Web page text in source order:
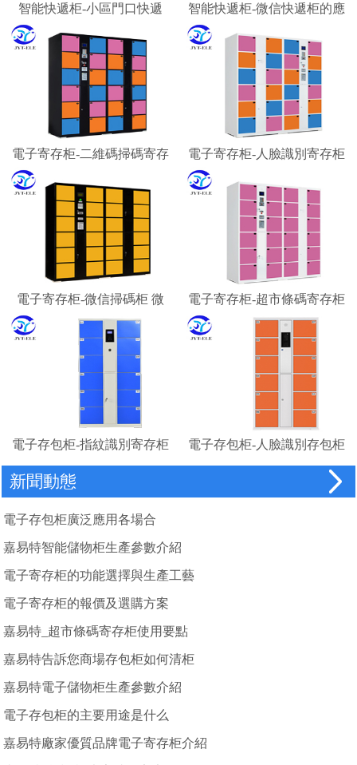
智能快遞柜-小區門口快遞
柜-校園快遞柜
智能快遞柜-微信快遞柜的應
用場景
電子寄存柜-二維碼掃碼寄存
電子寄存柜-人臉識別寄存柜
智能寄存柜廠家
電子寄存柜-微信掃碼柜 微
信聯網寄存柜 微信收費柜
嘉易特電子科技
電子寄存柜-超市條碼寄存柜
景區游客行李寄存柜
電子存包柜-指紋識別寄存柜
廠家
電子存包柜-人臉識別存包柜
新聞動態
電子存包柜廣泛應用各場合
嘉易特智能儲物柜生產參數介紹
電子寄存柜的功能選擇與生產工藝
電子寄存柜的報價及選購方案
嘉易特_超市條碼寄存柜使用要點
嘉易特告訴您商場存包柜如何清柜
嘉易特電子儲物柜生產參數介紹
電子存包柜的主要用途是什么
嘉易特廠家優質品牌電子寄存柜介紹